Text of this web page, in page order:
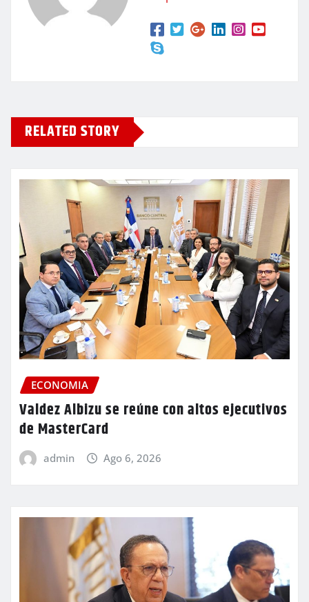
RELATED STORY
ECONOMIA
Valdez Albizu se reúne con altos ejecutivos
de MasterCard
admin Ago 6, 2026